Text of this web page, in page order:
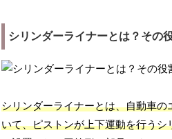
シリンダーライナーとは？その
シリンダーライナーとは、自動車の
いて、ピストンが上下運動を行うシ